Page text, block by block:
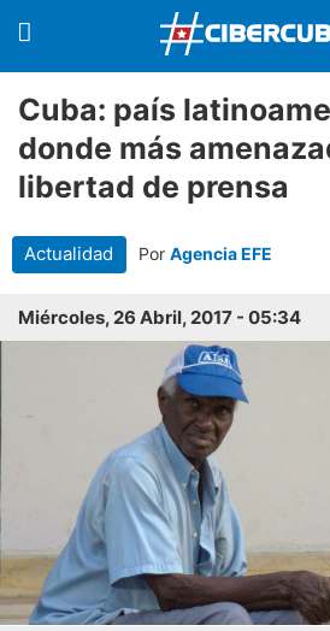
Cuba: país
donde más
libertad de prensa
Actualidad Por Agencia EFE
Miércoles, 26 Abril, 2017 - 05:34